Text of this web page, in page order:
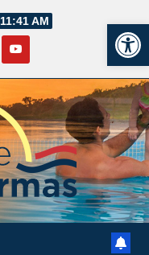
11:41 AM